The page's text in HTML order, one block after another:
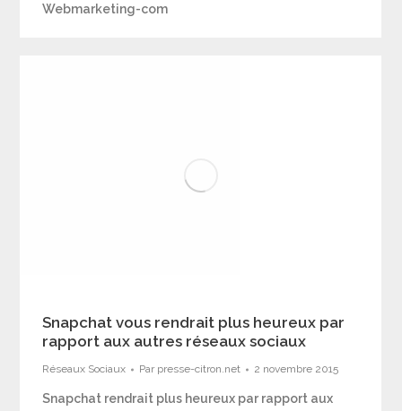
Webmarketing-com
Snapchat vous rendrait plus heureux par
rapport aux autres réseaux sociaux
Réseaux Sociaux Par presse-citron.net 2 novembre 2015
Snapchat rendrait plus heureux par rapport aux